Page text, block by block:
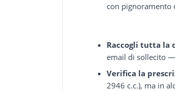
con
Raccogli tutta la
email di sollecito
Verifica la
2946 c.c.), ma in